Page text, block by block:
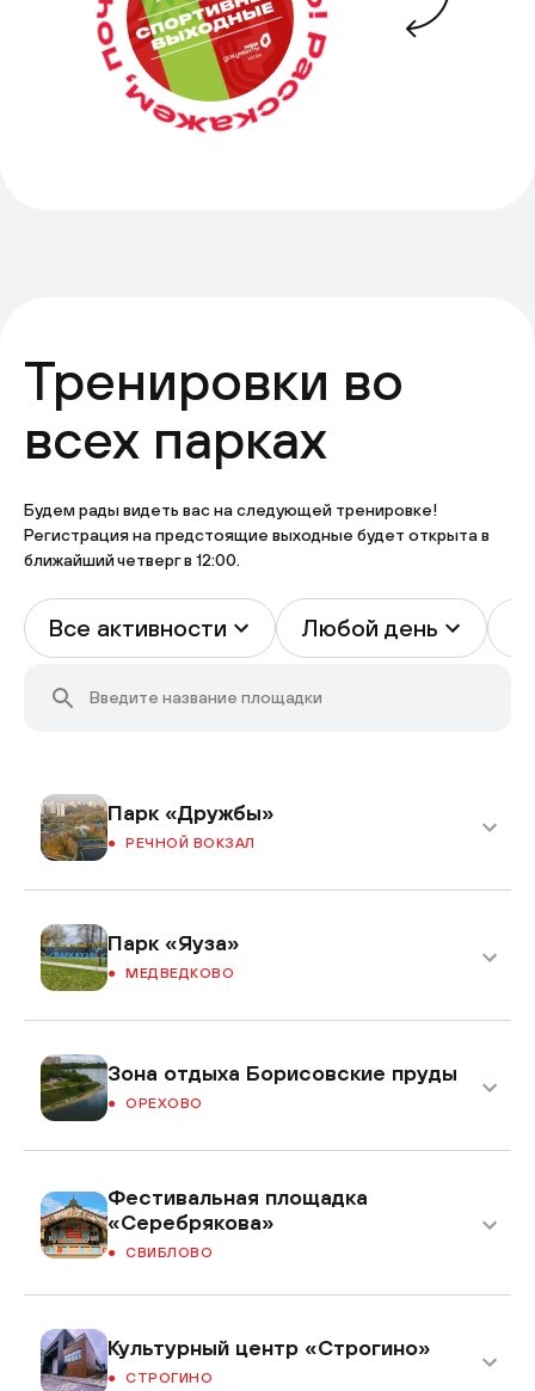
Тренировки во
всех парках
Будем рады видеть вас на следующей тренировке!
Регистрация на предстоящие выходные будет открыта в
ближайший четверг в 12:00.
Все активности Любой день
Парк «Дружбы»
РЕЧНОЙ ВОКЗАЛ
Парк «Яуза»
МЕДВЕДКОВО
Зона отдыха Борисовские пруды
ОРЕХОВО
Фестивальная площадка
«Серебрякова»
СВИБЛОВО
Культурный центр «Строгино»
СТРОГИНО